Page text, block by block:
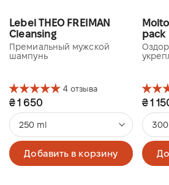
Lebel THEO FREIMAN
Cleansing
Премиальный мужской
шампунь
4 отзыва
₴ 1 650
250 ml
Добавить в корзину
pack
₴ 1